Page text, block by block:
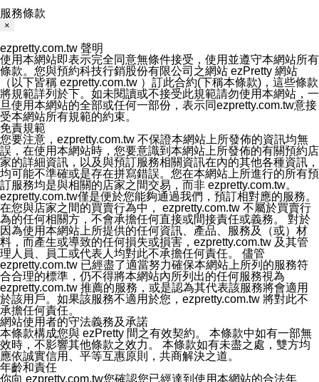
服務條款
×
ezpretty.com.tw 聲明
使用本網站即表示完全同意無條件接受，使用並遵守本網站所有
條款。您與預約科技行銷股份有限公司之網站 ezPretty 網站
（以下皆稱 ezpretty.com.tw ）訂此合約(下稱本條款)，這些條款
將規範詳列於下。如未閱讀或不接受此規範請勿使用本網站，一
旦使用本網站的全部或任何一部份，表示同ezpretty.com.tw意接
受本網站所有規範的約束。
免責規範
您要注意，ezpretty.com.tw 不保證本網站上所發佈的資訊均無
誤，在使用本網站時，您要意識到本網站上所發佈的有關預約店
家的詳細資訊，以及與預訂服務相關資訊在內的其他各種資訊，
均可能不準確或是存在拼寫錯誤。您在本網站上所進行的所有預
訂服務均是與相關的店家之間交易，而非 ezpretty.com.tw。
ezpretty.com.tw僅是便於您能夠通過我們，預訂相對應的服務。
在您與店家之間的買賣行為中， ezpretty.com.tw 不屬於買賣行
為的任何相關方，不會承擔任何直接或間接責任或義務。 對於
因為使用本網站上所提供的任何資訊、產品、服務及（或）材
料，而產生或導致的任何損失或損害，ezpretty.com.tw 及其管
理人員、員工或代表人均對此不承擔任何責任。 儘管
ezpretty.com.tw 已經盡了適當努力確保本網站上所列的服務符
合合理的標準，仍不得將本網站內所列出的任何服務視為
ezpretty.com.tw 推薦的服務，或是認為其代表該服務將會適用
於該用戶。如果該服務不適用於您，ezpretty.com.tw 將對此不
承擔任何責任。
網站使用者的守法義務及承諾
本條款構成您與 ezPretty 間之有效契約。 本條款中如有一部無
效時，不影響其他條款之效力。 本條款如有未盡之處，雙方均
應依誠實信用、平等互惠原則，共商解決之道。
年齡和責任
你向 ezpretty.com.tw您確認您已經達到使用本網站的合法年